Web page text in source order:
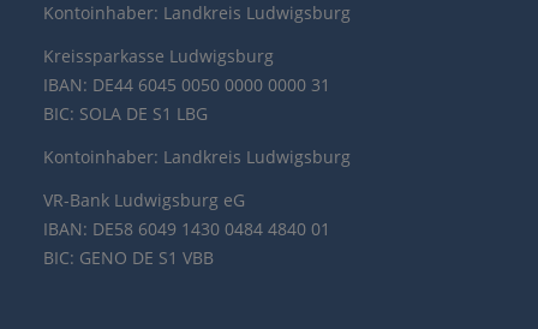
Kontoinhaber: Landkreis Ludwigsburg
Kreissparkasse Ludwigsburg
IBAN: DE44 6045 0050 0000 0000 31
BIC: SOLA DE S1 LBG
Kontoinhaber: Landkreis Ludwigsburg
VR-Bank Ludwigsburg eG
IBAN: DE58 6049 1430 0484 4840 01
BIC: GENO DE S1 VBB